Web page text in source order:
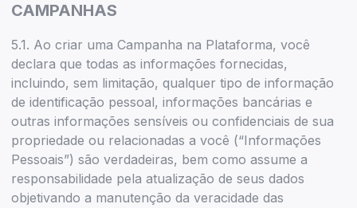
CAMPANHAS
5.1. Ao criar uma Campanha na Plataforma, você
declara que todas as informações fornecidas,
incluindo, sem limitação, qualquer tipo de informação
de identificação pessoal, informações bancárias e
outras informações sensíveis ou confidenciais de sua
propriedade ou relacionadas a você (“Informações
Pessoais”) são verdadeiras, bem como assume a
responsabilidade pela atualização de seus dados
objetivando a manutenção da veracidade das